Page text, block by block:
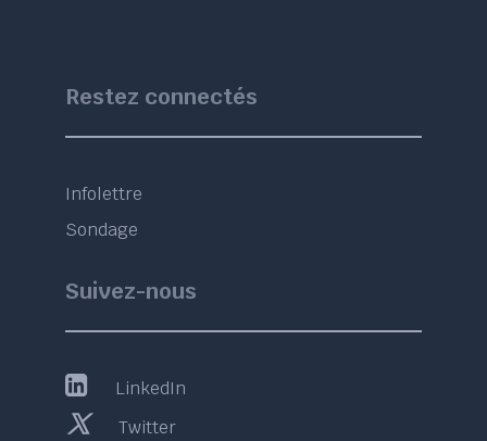
Restez connectés
Infolettre
Sondage
Suivez-nous
LinkedIn
Twitter